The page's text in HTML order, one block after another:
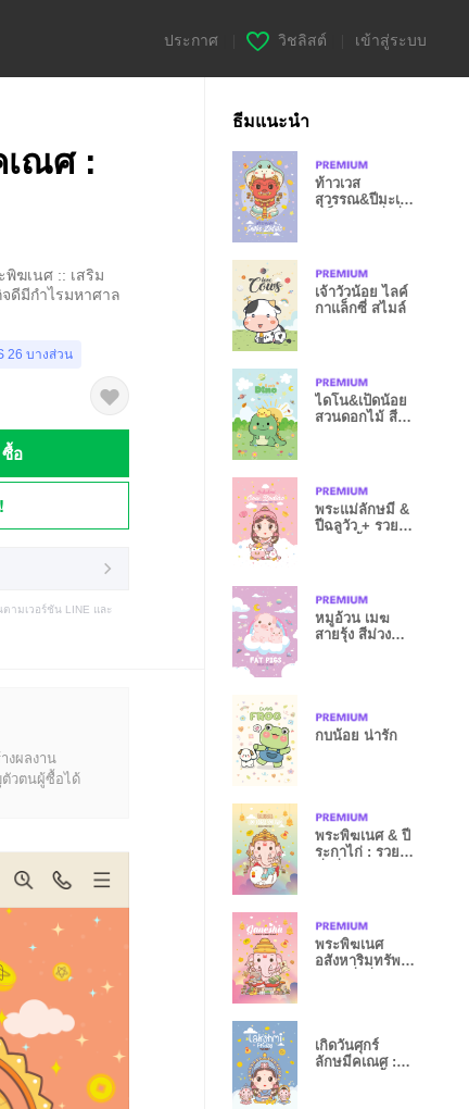
ประกาศ วิชลิสต์ เข้าสู่ระบบ
ณศ :
พิฆเนศ :: เสริม
ดีมีกำไรมหาศาล
26 บางส่วน
ซื้อ
ามเวอร์ชัน LINE และ
งผลงาน
วตนผู้ซื้อได้
ธีมแนะนำ
ท้าวเวส
สุวรรณ&ปีมะเส็ง
เจ้าวัวน้อย ไลค์
กาแล็กซี่ สไมล์
ไดโน&เป็ดน้อย
สวนดอกไม้ สี
พระแม่ลักษมี &
ปีฉลูวัว + รวย
หมูอ้วน เมฆ
สายรุ้ง สีม่วง
กบน้อย น่ารัก
พระพิฆเนศ & ปี
ระกาไก่ : รวย
พระพิฆเนศ
อสังหาริมทรัพย์
เกิดวันศุกร์
ลักษมีคเณศ :